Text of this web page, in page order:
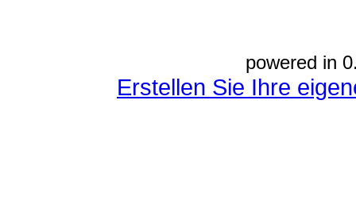
powered in
Erstellen Sie Ihre